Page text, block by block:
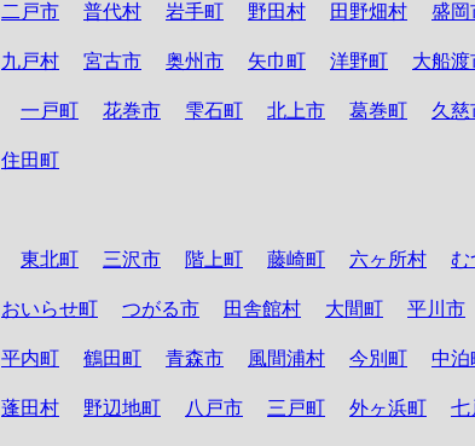
二戸市 普代村 岩手町 野田村 田野畑村 盛岡
九戸村 宮古市 奥州市 矢巾町 洋野町 大船渡
一戸町 花巻市 雫石町 北上市 葛巻町 久慈
住田町
東北町 三沢市 階上町 藤崎町 六ヶ所村 む
おいらせ町 つがる市 田舎館村 大間町 平川市
平内町 鶴田町 青森市 風間浦村 今別町 中泊
蓬田村 野辺地町 八戸市 三戸町 外ヶ浜町 七